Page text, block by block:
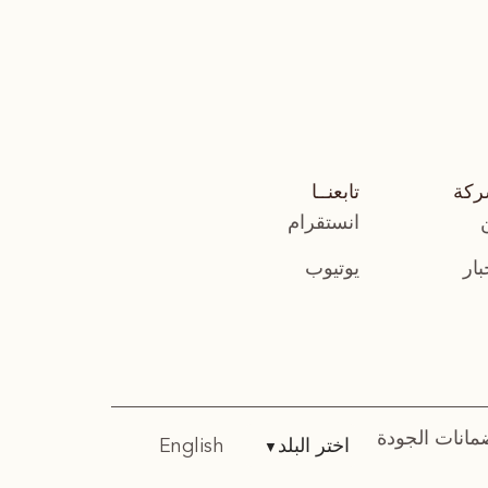
تابعنــا
انستقرام
يوتيوب
الجودة اختر البلد ▼
English